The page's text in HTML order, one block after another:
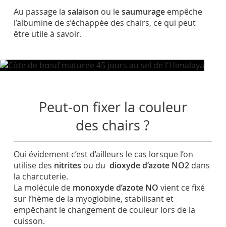
Au passage la salaison ou lesaumurageempêche
l’albumine de s’échappée des chairs, ce qui peut
être utile à savoir.
Peut-on fixer la couleur
des chairs ?
Oui évidement c’est d’ailleurs le cas lorsque l’on
utilise des nitrites ou du dioxyde d’azote NO2dans
la charcuterie.
La molécule de monoxyde d’azote NO vient ce fixé
sur l’hème de la myoglobine, stabilisant et
empêchant le changement de couleur lors de la
cuisson.